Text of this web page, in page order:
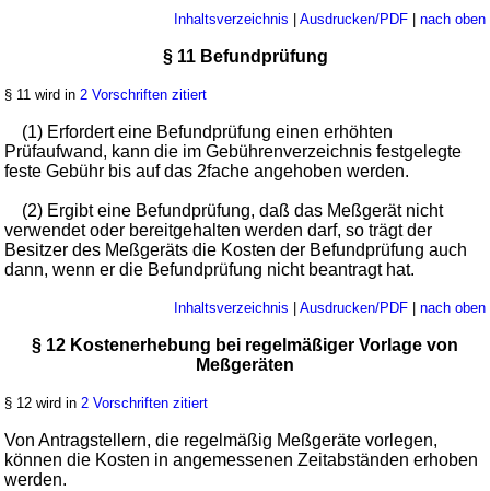
Inhaltsverzeichnis Ausdrucken/PDF| nach oben
§ 11 Befundprüfung
§ 11 wird in2 Vorschriften zitiert
(1) Erfordert eine Befundprüfung einen erhöhten
Prüfaufwand, kann die im Gebührenverzeichnis festgelegte
feste Gebühr bis auf das 2fache angehoben werden.
(2) Ergibt eine Befundprüfung, daß das Meßgerät nicht
verwendet oder bereitgehalten werden darf, so trägt der
Besitzer des Meßgeräts die Kosten der Befundprüfung auch
dann, wenn er die Befundprüfung nicht beantragt hat.
Inhaltsverzeichnis Ausdrucken/PDF| nach oben
§ 12 Kostenerhebung bei regelmäßiger Vorlage von
Meßgeräten
§ 12 wird in2 Vorschriften zitiert
Von Antragstellern, die regelmäßig Meßgeräte vorlegen,
können die Kosten in angemessenen Zeitabständen erhoben
werden.